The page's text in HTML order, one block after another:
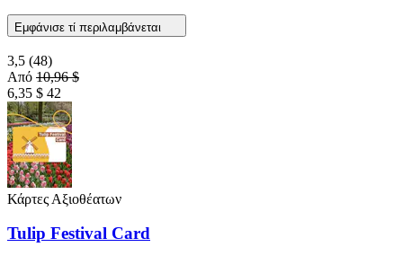
Εμφάνισε τί περιλαμβάνεται
3,5 (48)
Από 10,96 $
6,35 $ 42
Κάρτες Αξιοθέατων
Tulip Festival Card